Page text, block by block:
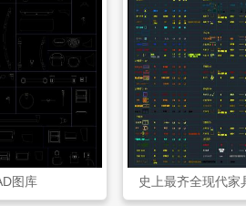
图库 史上最齐全现代家